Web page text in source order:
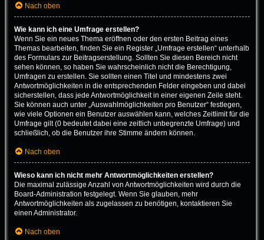
Nach oben
Wie kann ich eine Umfrage erstellen?
Wenn Sie ein neues Thema eröffnen oder den ersten Beitrag eines
Themas bearbeiten, finden Sie ein Register „Umfrage erstellen“ unterhalb
des Formulars zur Beitragserstellung. Sollten Sie diesen Bereich nicht
sehen können, so haben Sie wahrscheinlich nicht die Berechtigung,
Umfragen zu erstellen. Sie sollten einen Titel und mindestens zwei
Antwortmöglichkeiten in die entsprechenden Felder eingeben und dabei
sicherstellen, dass jede Antwortmöglichkeit in einer eigenen Zeile steht.
Sie können auch unter „Auswahlmöglichkeiten pro Benutzer“ festlegen,
wie viele Optionen ein Benutzer auswählen kann, welches Zeitlimit für die
Umfrage gilt (0 bedeutet dabei eine zeitlich unbegrenzte Umfrage) und
schließlich, ob die Benutzer ihre Stimme ändern können.
Nach oben
Wieso kann ich nicht mehr Antwortmöglichkeiten erstellen?
Die maximal zulässige Anzahl von Antwortmöglichkeiten wird durch die
Board-Administration festgelegt. Wenn Sie glauben, mehr
Antwortmöglichkeiten als zugelassen zu benötigen, kontaktieren Sie
einen Administrator.
Nach oben